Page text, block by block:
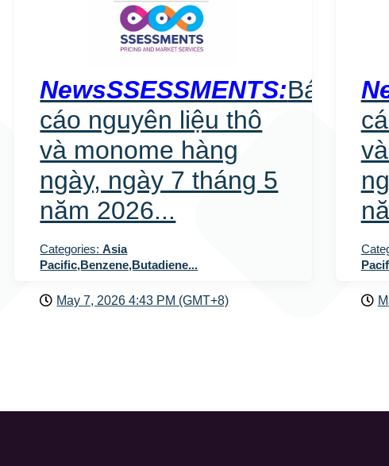
NewsSSESSMENTS:Báo
cáo nguyên liệu thô
và monome hàng
ngày, ngày 7 tháng 5
năm 2026...
Categories:Asia
Pacific,Benzene,Butadiene...
May 7, 2026 4:43 PM (GMT+8)